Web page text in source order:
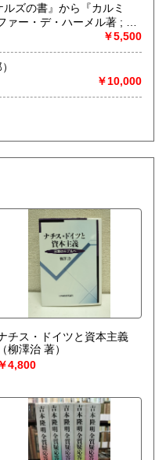
ズの書』から『カルミ
￥5,500
）
￥10,000
チス・ドイツと資本主義
（柳澤治 著）
￥4,800